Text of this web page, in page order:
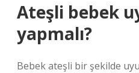
Ateşli bebek
yapmalı?
Bebek ateşli bir şekilde